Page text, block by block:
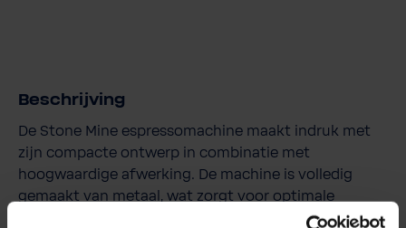
Beschrijving
De Stone Mine espressomachine maakt indruk met
zijn compacte ontwerp in combinatie met
hoogwaardige afwerking. De machine is volledig
gemaakt van metaal, wat zorgt voor optimale
temperatuurstabiliteit en een perfect resultaat in het